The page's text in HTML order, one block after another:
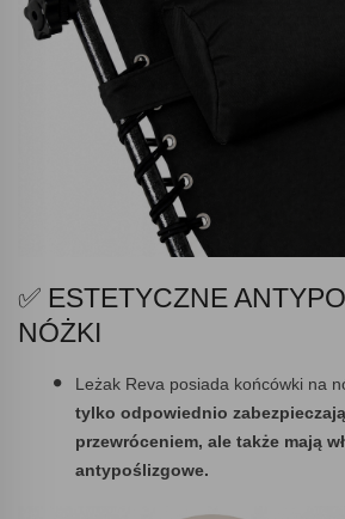
✅ ESTETYCZNE
NÓŻKI
Leżak Reva posiada końcówki na
tylko odpowiednio
przewróceniem, ale także mają
antypoślizgowe.